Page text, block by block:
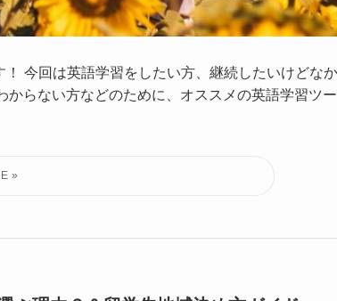
今回は英語学習をしたい方、継続したいけどなか
らない方などのために、オススメの英語学習ツー